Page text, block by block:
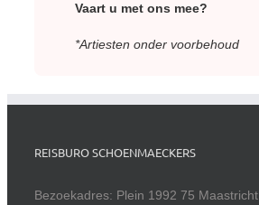
Vaart u met ons mee?
*Artiesten onder voorbehoud
REISBURO SCHOENMAECKERS
Bezoekadres: Plein 1992 75 Maastricht